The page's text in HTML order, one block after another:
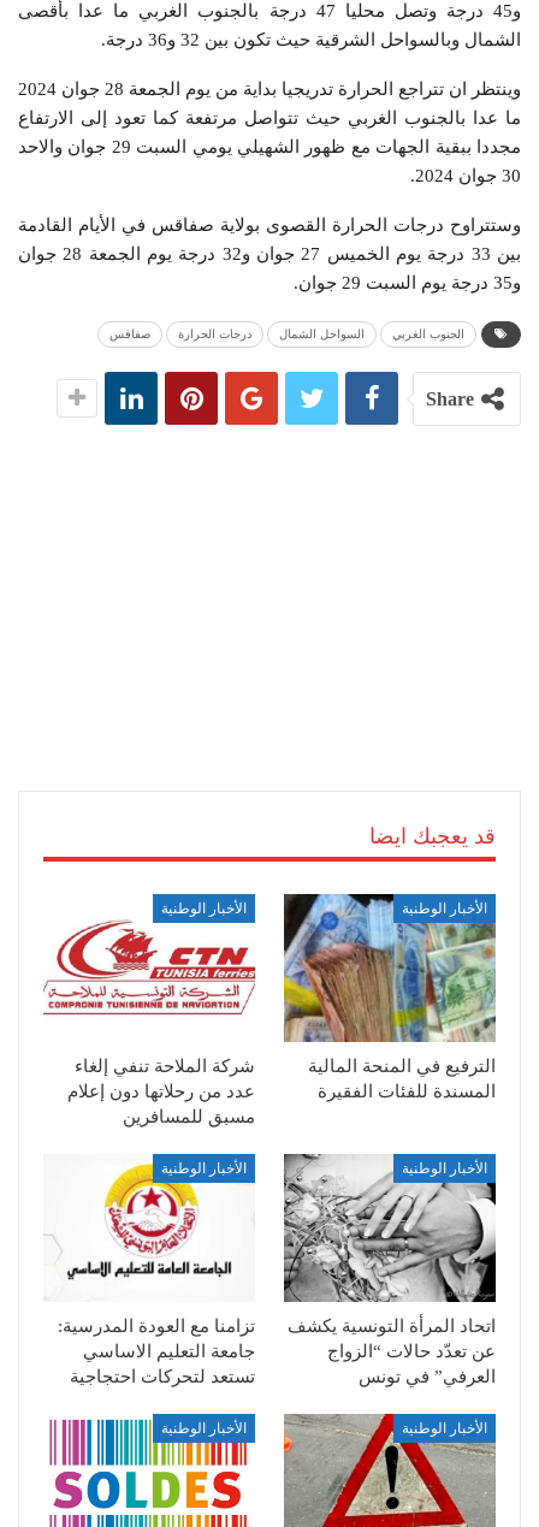
و45 درجة وتصل محليا 47 درجة بالجنوب الغربي ما عدا بأقصى
الشمال وبالسواحل الشرقية حيث تكون بين 32 و36 درجة.
وينتظر ان تتراجع الحرارة تدريجيا بداية من يوم الجمعة 28 جوان 2024
ما عدا بالجنوب الغربي حيث تتواصل مرتفعة كما تعود إلى الارتفاع
مجددا ببقية الجهات مع ظهور الشهيلي يومي السبت 29 جوان والاحد
30 جوان 2024.
وستتراوح درجات الحرارة القصوى بولاية صفاقس في الأيام القادمة
بين 33 درجة يوم الخميس 27 جوان و32 درجة يوم الجمعة 28 جوان
و35 درجة يوم السبت 29 جوان.
الجنوب الغربي السواحل الشمال درجات الحرارة صفاقس
Share
قد يعجبك ايضا
الأخبار الوطنية
الترفيع في المنحة المالية
المسندة للفئات الفقيرة
الأخبار الوطنية
شركة الملاحة تنفي إلغاء
عدد من رحلاتها دون إعلام
مسبق للمسافرين
الأخبار الوطنية
اتحاد المرأة التونسية يكشف
عن تعدّد حالات “الزواج
العرفي” في تونس
الأخبار الوطنية
تزامنا مع العودة المدرسية:
جامعة التعليم الاساسي
تستعد لتحركات احتجاجية
الأخبار الوطنية الأخبار الوطنية